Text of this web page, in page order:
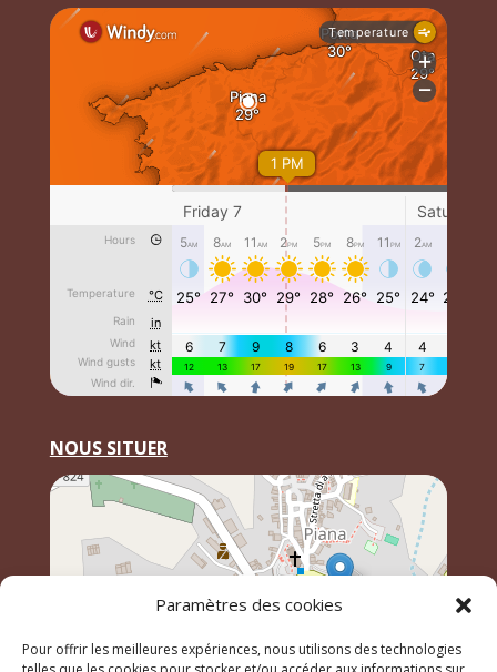
Paramètres des cookies
Pour offrir les meilleures expériences, nous utilisons des technologies
NOUS SITUER